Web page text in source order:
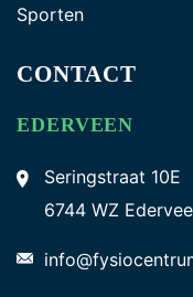
Sporten
CONTACT
EDERVEEN
Seringstraat 10E
6744 WZ